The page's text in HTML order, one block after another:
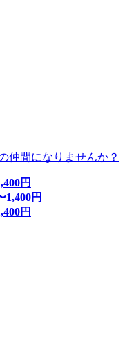
仲間になりませんか？
円
1,400円
円